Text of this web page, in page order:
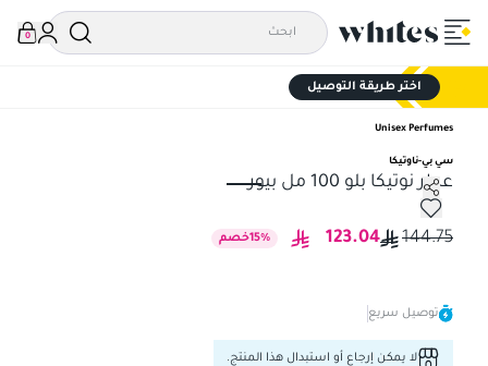
0
اختر طريقة التوصيل
Unisex Perfumes
سي بي-ناوتيكا
عطر نوتيكا بلو 100 مل بيور
عطر نوتيكا بلو 100 مل بيور
144.75
123.04
15% خصم
توصيل سريع
لا يمكن إرجاع أو استبدال هذا المنتج.